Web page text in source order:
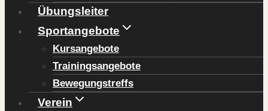
Übungsleiter
Sportangebote
Kursangebote
Trainingsangebote
Bewegungstreffs
Verein